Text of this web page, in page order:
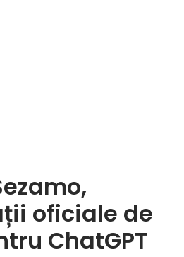
oficiale de
ChatGPT